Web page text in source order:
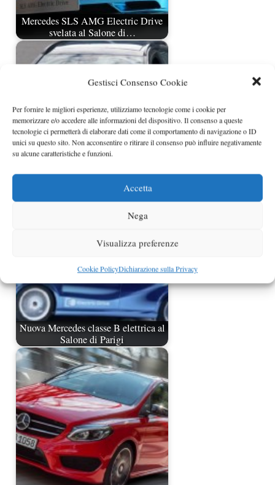
Gestisci Consenso Cookie
Per fornire le migliori esperienze, utilizziamo tecnologie come i cookie per
memorizzare e/o accedere alle informazioni del dispositivo. Il consenso a queste
tecnologie ci permetterà di elaborare dati come il comportamento di navigazione o ID
unici su questo sito. Non acconsentire o ritirare il consenso può influire negativamente
su alcune caratteristiche e funzioni.
Accetta
Nega
Visualizza preferenze
Cookie PolicyDichiarazione sulla Privacy
Mercedes SLS AMG Electric Drive
svelata al Salone di…
Mercedes GLA prime foto spia
Nuova Mercedes classe B elettrica al
Salone di Parigi